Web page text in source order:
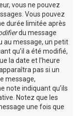
vous ne pouvez
Vous pouvez
durée limitée après
du message
au message, un petit
qu’il a été modifié,
la date et l’heure
pas si un
message,
note indiquant qu’ils
Notez que les
une fois que